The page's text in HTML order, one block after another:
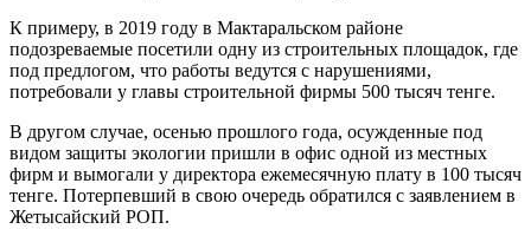
К примеру, в 2019 году в Мактаральском районе
подозреваемые посетили одну из строительных площадок, где
под предлогом, что работы ведутся с нарушениями,
потребовали у главы строительной фирмы 500 тысяч тенге.
В другом случае, осенью прошлого года, осужденные под
видом защиты экологии пришли в офис одной из местных
фирм и вымогали у директора ежемесячную плату в 100 тысяч
тенге. Потерпевший в свою очередь обратился с заявлением в
Жетысайский РОП.